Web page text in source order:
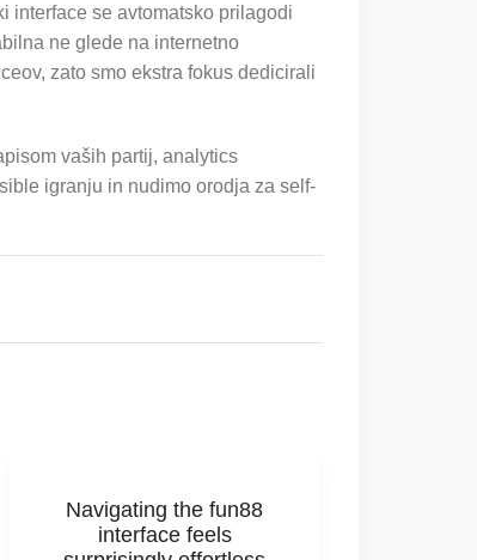
interface se avtomatsko prilagodi
ne glede na internetno
zato smo ekstra fokus dedicirali
vaših partij, analytics
igranju in nudimo orodja za self-
Navigating the fun88
interface feels